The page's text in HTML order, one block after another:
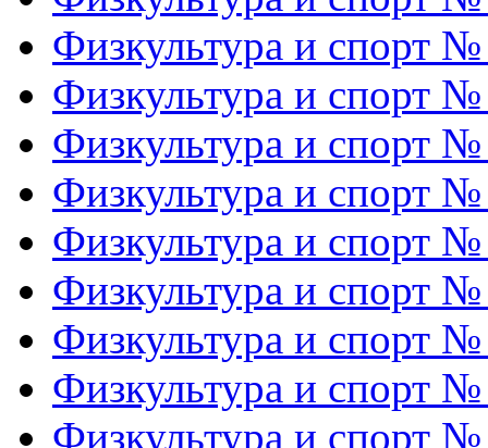
Физкультура и спорт
Физкультура и спорт
Физкультура и спорт
Физкультура и спорт
Физкультура и спорт
Физкультура и спорт
Физкультура и спорт
Физкультура и спорт
Физкультура и спорт